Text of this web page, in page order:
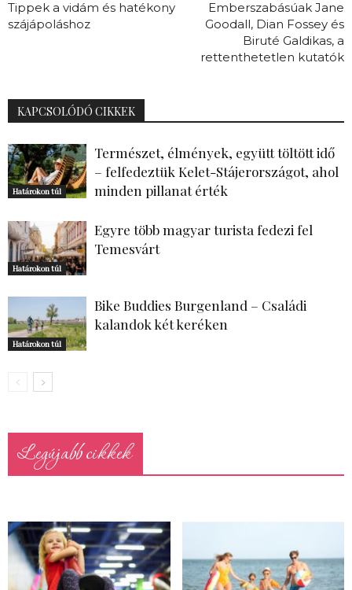
Tippek a vidám és hatékony
szájápoláshoz
Emberszabásúak Jane
Goodall, Dian Fossey és
Biruté Galdikas, a
rettenthetetlen kutatók
KAPCSOLÓDÓ CIKKEK
Határokon túl
Természet, élmények, együtt töltött idő
– felfedeztük Kelet-Stájerországot, ahol
minden pillanat érték
Határokon túl
Egyre több magyar turista fedezi fel
Temesvárt
Határokon túl
Bike Buddies Burgenland – Családi
kalandok két keréken
Legújabb cikkek